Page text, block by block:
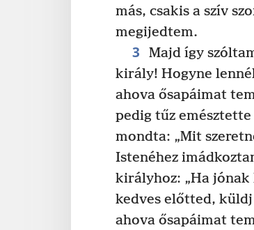
más, csakis a szív
megijedtem.
3
Majd így
király! Hogyne
ahova ősapáimat
pedig tűz emésztette
mondta: „Mit
Istenéhez
királyhoz: „Ha jónak
kedves előtted,
ahova ősapáimat